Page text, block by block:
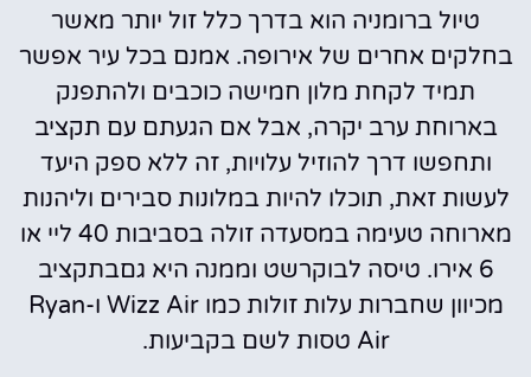
טיול ברומניה הוא בדרך כלל זול יותר מאשר
בחלקים אחרים של אירופה. אמנם בכל עיר אפשר
תמיד לקחת מלון חמישה כוכבים ולהתפנק
בארוחת ערב יקרה, אבל אם הגעתם עם תקציב
ותחפשו דרך להוזיל עלויות, זה ללא ספק היעד
לעשות זאת, תוכלו להיות במלונות סבירים וליהנות
מארוחה טעימה במסעדה זולה בסביבות 40 ליי או
6 אירו. טיסה לבוקרשט וממנה היא גםבתקציב
מכיוון שחברות עלות זולות כמו Wizz Air ו-Ryan
Air טסות לשם בקביעות.